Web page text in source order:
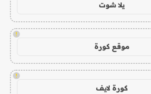
يلا شوت
!
موقع كورة
!
كورة لايف